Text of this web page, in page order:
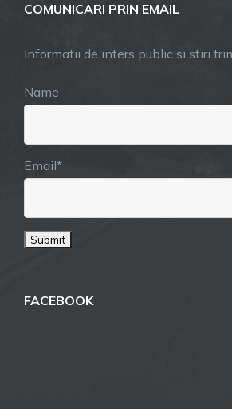
COMUNICARI PRIN EMAIL
Informatii de inters public si stiri
Name
Email*
FACEBOOK